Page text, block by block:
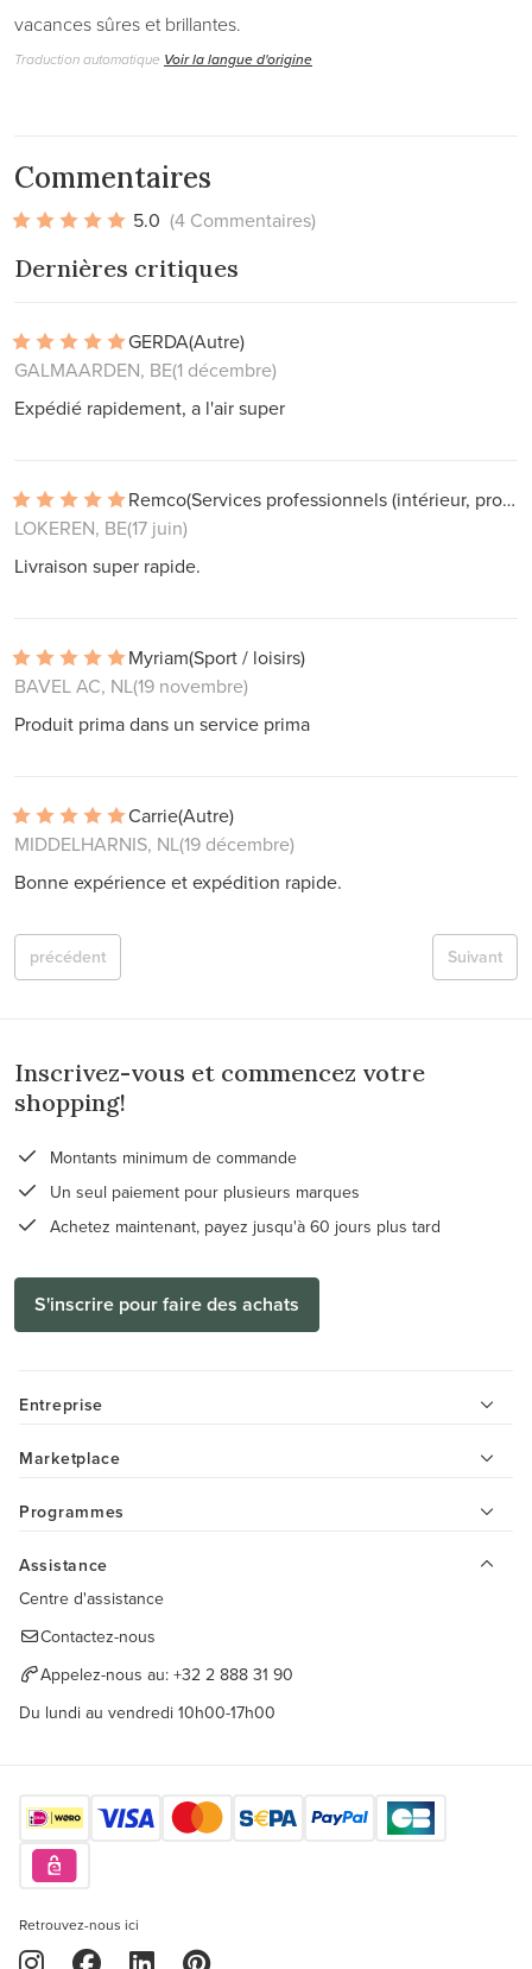
vacances sûres et brillantes.
Traduction automatique Voir la langue d'origine
Commentaires
5.0 (4 Commentaires)
Dernières critiques
GERDA(Autre)
GALMAARDEN, BE(1 décembre)
Expédié rapidement, a l'air super
Remco
(Services professionnels (intérieur, projets))
LOKEREN, BE(17 juin)
Livraison super rapide.
Myriam(Sport / loisirs)
BAVEL AC, NL(19 novembre)
Produit prima dans un service prima
Carrie(Autre)
MIDDELHARNIS, NL(19 décembre)
Bonne expérience et expédition rapide.
Suivant
précédent
Inscrivez-vous et commencez votre
shopping!
Montants minimum de commande
Un seul paiement pour plusieurs marques
Achetez maintenant, payez jusqu'à 60 jours plus tard
S'inscrire pour faire des achats
Entreprise
Marketplace
Programmes
Assistance
Centre d'assistance
Contactez-nous
Appelez-nous au: +32 2 888 31 90
Du lundi au vendredi 10h00-17h00
Retrouvez-nous ici